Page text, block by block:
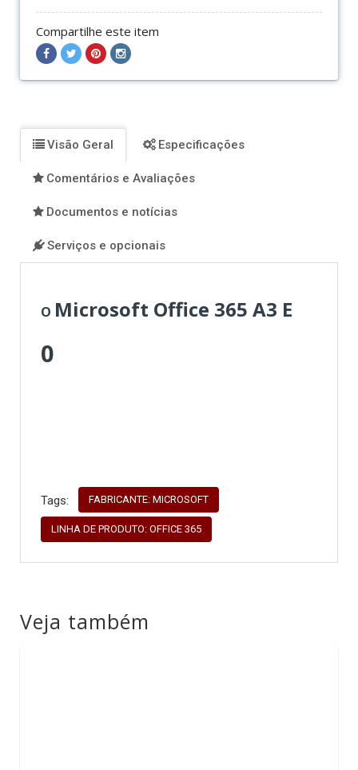
Compartilhe este item
Compartilhar
Compartilhar
Compartilhar
Compartilhar
Visão Geral Especificações
Comentários e Avaliações
Documentos e notícias
Serviços e opcionais
O Microsoft Office 365 A3 E
0
Tags: FABRICANTE: MICROSOFT
LINHA DE PRODUTO: OFFICE 365
Veja também